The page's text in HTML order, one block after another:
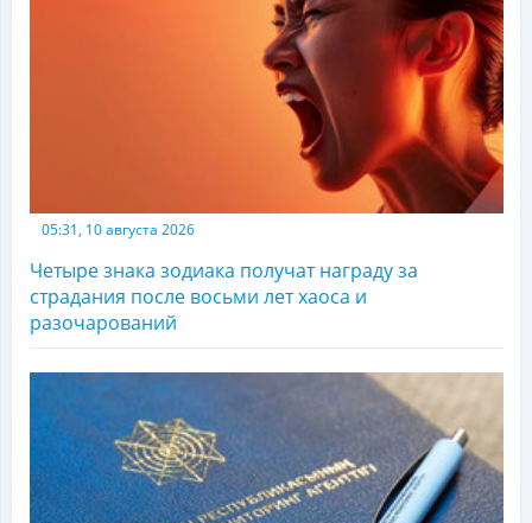
05:31, 10 августа 2026
Четыре знака зодиака получат награду за
страдания после восьми лет хаоса и
разочарований